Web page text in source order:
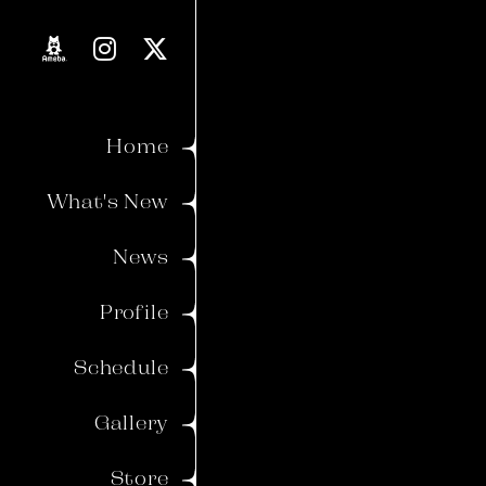
Home
What's New
News
Profile
Schedule
Gallery
Store